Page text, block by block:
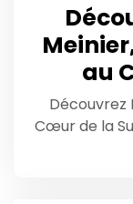
au
Découvrez
Cœur de la